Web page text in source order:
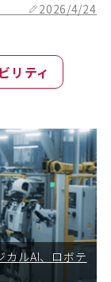
2026/4/24
リティ
カルAI、ロボテ